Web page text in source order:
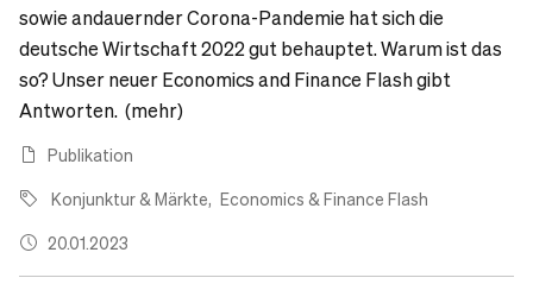
sowie andauernder Corona-Pandemie hat sich die
deutsche Wirtschaft 2022 gut behauptet. Warum ist das
so? Unser neuer Economics and Finance Flash gibt
Antworten. (mehr)
Publikation
Konjunktur & Märkte Economics & Finance Flash
20.01.2023